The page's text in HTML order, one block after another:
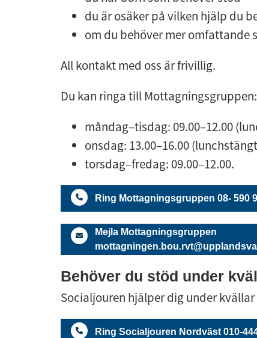
du är osäker på vilken hjälp du
om du behöver mer omfattande
All kontakt med oss är frivillig.
Du kan ringa till Mottagningsgruppen:
måndag–tisdag: 09.00–12.00
onsdag: 13.00–16.00
torsdag–fredag: 09.00–12.00.
Ring Mottagningsgruppen 08- 590
Mejla Mottagningsgruppen
Behöver du stöd under
Socialjouren hjälper dig under
Ring Socialjouren Nordväst 010-